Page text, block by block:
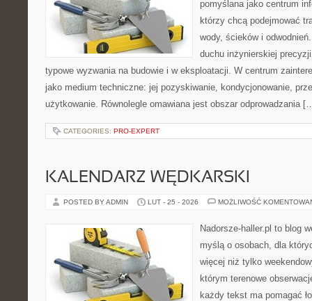
pomyślana jako centrum
którzy chcą podejmować
wody, ścieków i
duchu inżynierskiej
typowe wyzwania na budowie i w eksploatacji. W centrum
jako medium techniczne: jej pozyskiwanie, kondycjonowanie,
użytkowanie. Równolegle omawiana jest obszar odprowadzania
CATEGORIES: PRO-EXPERT
KALENDARZ WĘDKARSKI
POSTED BY ADMIN LUT - 25 - 2026 MOŻLIWOŚĆ
Nadorsze-haller.pl to blog
myślą o osobach, dla
więcej niż tylko
którym terenowe
każdy tekst ma pomagać